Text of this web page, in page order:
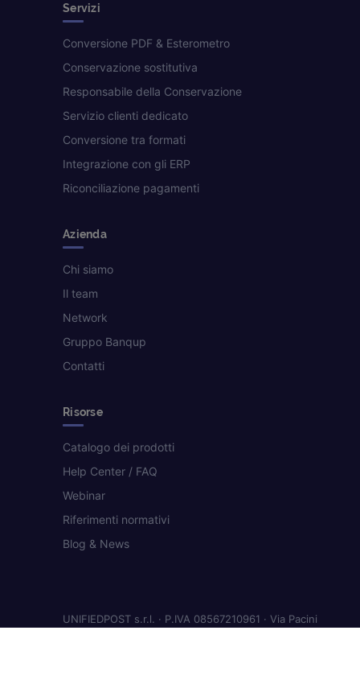
Servizi
Conversione PDF & Esterometro
Conservazione sostitutiva
Responsabile della Conservazione
Servizio clienti dedicato
Conversione tra formati
Integrazione con gli ERP
Riconciliazione pagamenti
Azienda
Chi siamo
Il team
Network
Gruppo Banqup
Contatti
Risorse
Catalogo dei prodotti
Help Center / FAQ
Webinar
Riferimenti normativi
Blog & News
UNIFIEDPOST s.r.l. · P.IVA 08567210961 · Via Pacini